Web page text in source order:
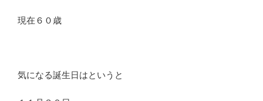
現在６０歳
気になる誕生日はというと